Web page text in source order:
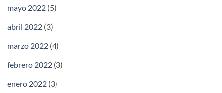
mayo 2022 (5)
abril 2022 (3)
marzo 2022 (4)
febrero 2022 (3)
enero 2022 (3)